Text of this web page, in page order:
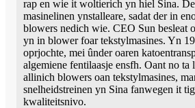
rap en wie it woltierich yn hiel Sina.
masinelinen ynstalleare, sadat der in
blowers nedich wie. CEO Sun besleat
yn in blower foar tekstylmasines. Yn
oprjochte, mei ûnder oaren
algemiene fentilaasje ensfh. Oant no ta
allinich blowers oan tekstylmasines,
snelheidstreinen yn Sina fanwegen it
kwaliteitsnivo.